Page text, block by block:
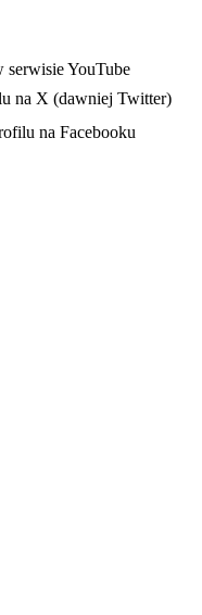
serwisie YouTube
na X (dawniej Twitter)
na Facebooku